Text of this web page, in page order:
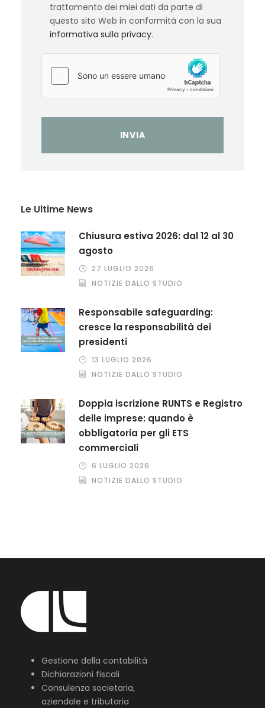
trattamento dei miei dati da parte di
questo sito Web in conformità con la sua
informativa sulla privacy.
Le Ultime News
Chiusura estiva 2026: dal 12 al 30
agosto
27 LUGLIO 2026
NOTIZIE DALLO STUDIO
Responsabile safeguarding:
cresce la responsabilità dei
presidenti
13 LUGLIO 2026
NOTIZIE DALLO STUDIO
Doppia iscrizione RUNTS e Registro
delle imprese: quando è
obbligatoria per gli ETS
commerciali
6 LUGLIO 2026
NOTIZIE DALLO STUDIO
Gestione della contabilità
Dichiarazioni fiscali
Consulenza societaria,
aziendale e tributaria